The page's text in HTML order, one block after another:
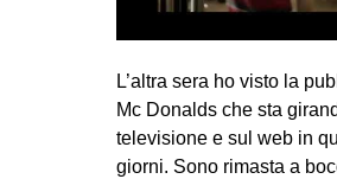
MILANO
MOBILITAZIONI
SPAZI
SPORT
L’altra sera ho visto la
Mc Donalds che sta
televisione e sul web in
giorni. Sono rimasta a